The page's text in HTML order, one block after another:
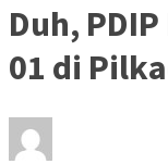
Duh,
01 di